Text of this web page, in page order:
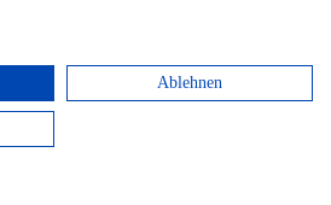
Ablehnen